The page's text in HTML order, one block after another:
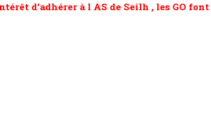
d’adhérer à l AS de Seilh , les GO